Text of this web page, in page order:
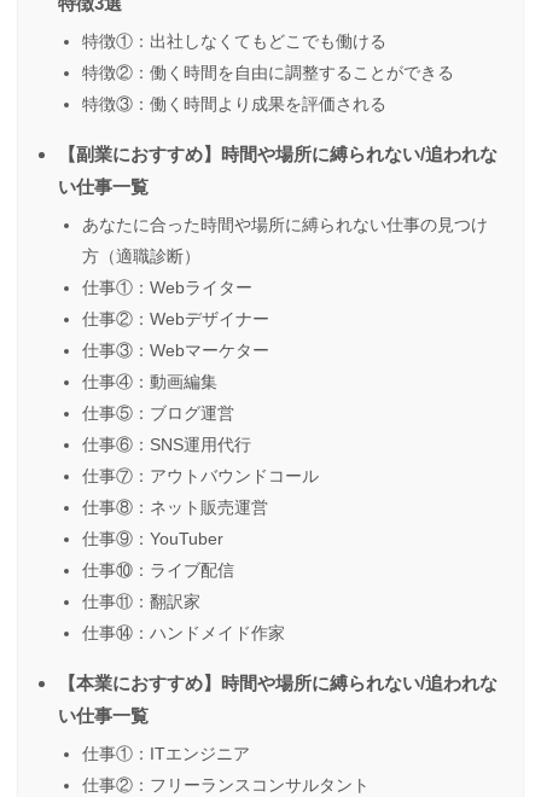
特徴①：出社しなくてもどこでも働ける
特徴②：働く時間を自由に調整することができる
特徴③：働く時間より成果を評価される
【副業におすすめ】時間や場所に縛られない/追われな
い仕事一覧
あなたに合った時間や場所に縛られない仕事の見つけ
方（適職診断）
仕事①：Webライター
仕事②：Webデザイナー
仕事③：Webマーケター
仕事④：動画編集
仕事⑤：ブログ運営
仕事⑥：SNS運用代行
仕事⑦：アウトバウンドコール
仕事⑧：ネット販売運営
仕事⑨：YouTuber
仕事⑩：ライブ配信
仕事⑪：翻訳家
仕事⑭：ハンドメイド作家
【本業におすすめ】時間や場所に縛られない/追われな
い仕事一覧
仕事①：ITエンジニア
仕事②：フリーランスコンサルタント